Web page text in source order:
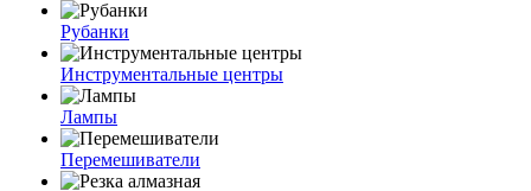
Рубанки
Инструментальные центры
Лампы
Перемешиватели